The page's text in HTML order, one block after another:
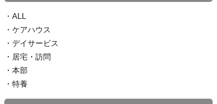
ALL
ケアハウス
デイサービス
居宅・訪問
本部
特養